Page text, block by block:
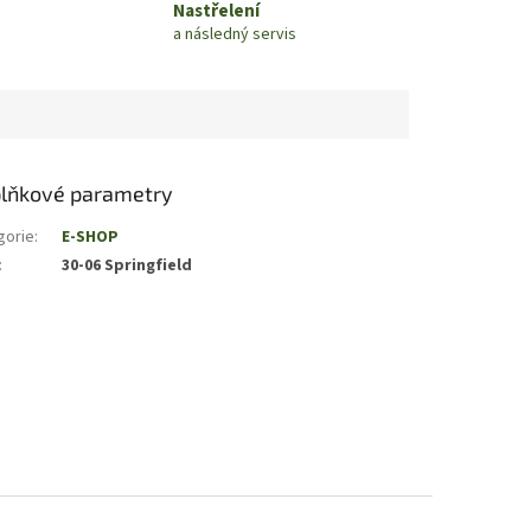
Nastřelení
a následný servis
parametry
:
E-SHOP
: 30-06 Springfield